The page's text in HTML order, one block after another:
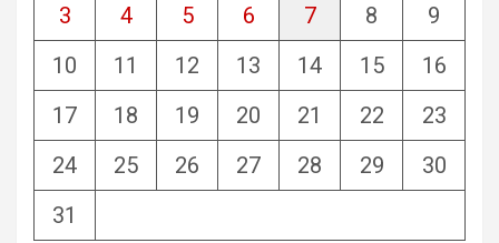
3
4 5 6 7 8
9
10
11 12 13 14 15
16
17
18 19 20 21 22
23
24
25 26 27 28 29
30
31